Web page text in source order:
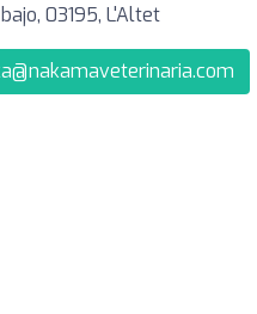
03195, L'Altet